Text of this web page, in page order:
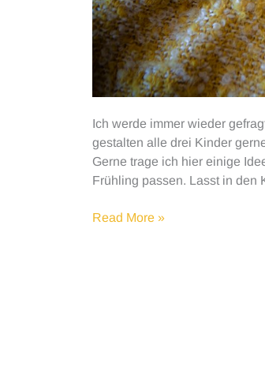
Ich werde immer wieder
gestalten alle drei Kinder
Gerne trage ich hier einige
Frühling passen. Lasst in den
Kreativ
Read More »